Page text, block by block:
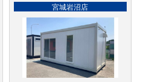
宮城岩沼店